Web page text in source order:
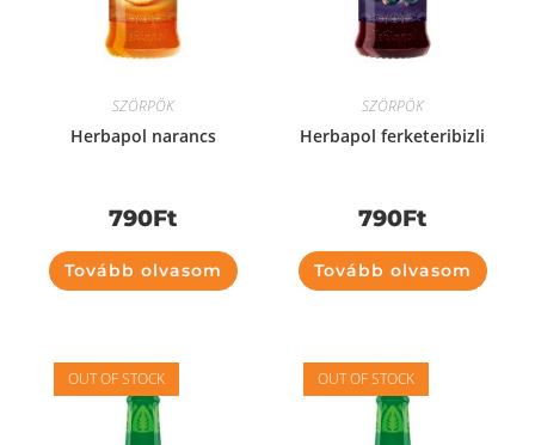
SZÖRPÖK
Herbapol narancs
790Ft
Tovább olvasom
SZÖRPÖK
Herbapol ferketeribizli
790Ft
Tovább olvasom
OUT OF STOCK OUT OF STOCK